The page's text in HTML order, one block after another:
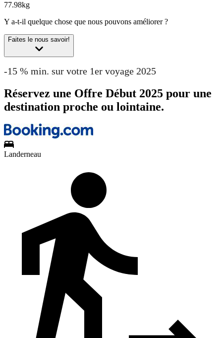
77.98kg
Y a-t-il quelque chose que nous pouvons améliorer ?
Faites le nous savoir!
-15 % min. sur votre 1er voyage 2025
Réservez une Offre Début 2025 pour une
destination proche ou lointaine.
Landerneau